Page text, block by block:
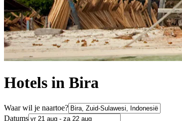
Hotels in Bira
Waar wil je naartoe?
Datums